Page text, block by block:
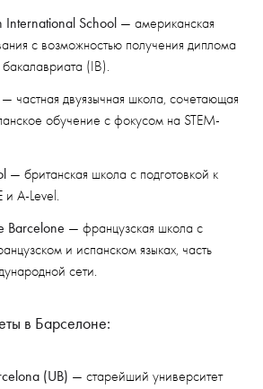
International School — американская
с возможностью получения диплома
(IB).
— частная двуязычная школа, сочетающая
обучение с фокусом на STEM-
— британская школа с подготовкой к
и A-Level.
Barcelone — французская школа с
и испанском языках, часть
сети.
в Барселоне:
(UB) — старейший университет